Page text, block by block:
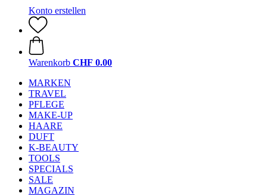
Konto erstellen
Warenkorb CHF 0.00
MARKEN
TRAVEL
PFLEGE
MAKE-UP
HAARE
DUFT
K-BEAUTY
TOOLS
SPECIALS
SALE
MAGAZIN